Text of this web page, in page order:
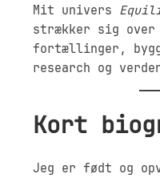
Mit univers
strækker sig
fortællinger,
research og
Kort
Jeg er født og